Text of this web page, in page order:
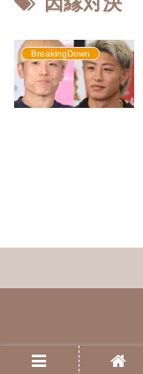
BreakingDown